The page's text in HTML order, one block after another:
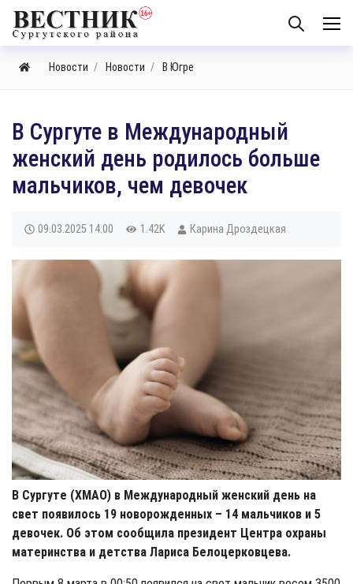
Новости Новости В Югре
В Сургуте в Международный
женский день родилось больше
мальчиков, чем девочек
09.03.2025 14:00 1.42K Карина Дроздецкая
В Сургуте (ХМАО) в Международный женский день на
свет появилось 19 новорожденных – 14 мальчиков и 5
девочек. Об этом сообщила президент Центра охраны
материнства и детства Лариса Белоцерковцева.